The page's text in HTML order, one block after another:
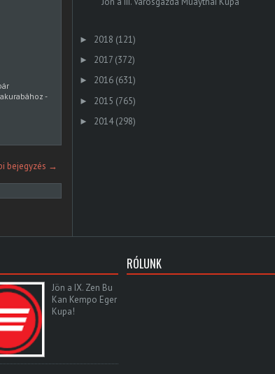
-
bejegyzés →
► 2018 (121)
► 2017 (372)
► 2016 (631)
► 2015 (765)
► 2014 (298)
Jön a IX. Zen Bu
Kan Kempo Eger
Kupa!
RÓLUNK